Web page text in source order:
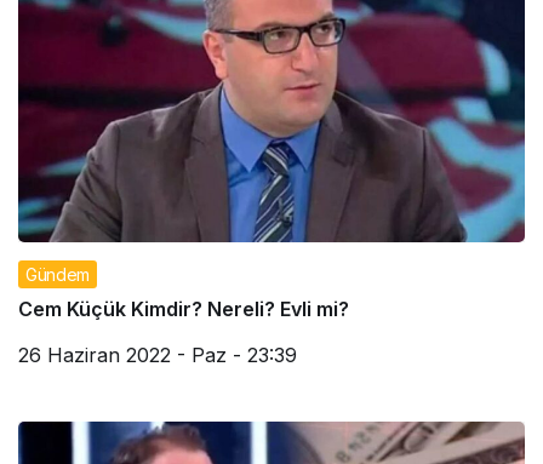
Gündem
Cem Küçük Kimdir? Nereli? Evli mi?
26 Haziran 2022 - Paz - 23:39